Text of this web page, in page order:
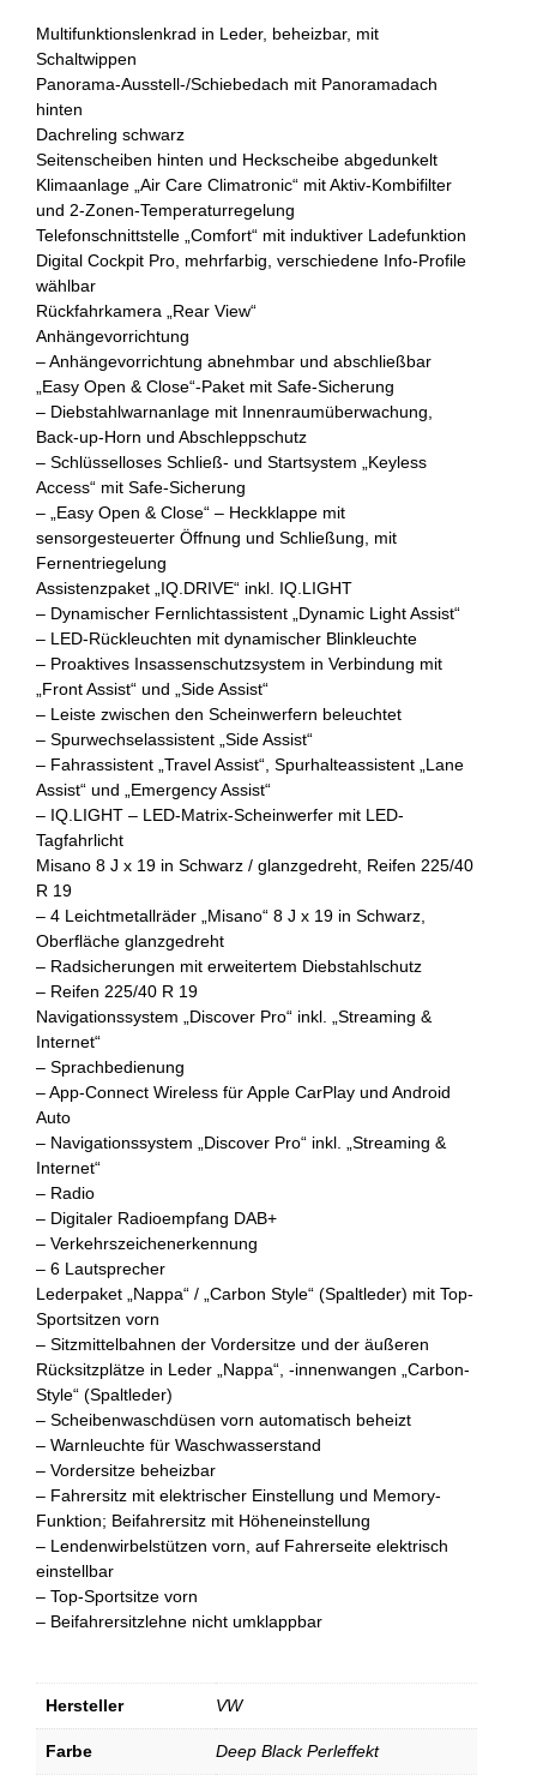
Multifunktionslenkrad in Leder, beheizbar, mit
Schaltwippen
Panorama-Ausstell-/Schiebedach mit Panoramadach
hinten
Dachreling schwarz
Seitenscheiben hinten und Heckscheibe abgedunkelt
Klimaanlage „Air Care Climatronic“ mit Aktiv-Kombifilter
und 2-Zonen-Temperaturregelung
Telefonschnittstelle „Comfort“ mit induktiver Ladefunktion
Digital Cockpit Pro, mehrfarbig, verschiedene Info-Profile
wählbar
Rückfahrkamera „Rear View“
Anhängevorrichtung
– Anhängevorrichtung abnehmbar und abschließbar
„Easy Open & Close“-Paket mit Safe-Sicherung
– Diebstahlwarnanlage mit Innenraumüberwachung,
Back-up-Horn und Abschleppschutz
– Schlüsselloses Schließ- und Startsystem „Keyless
Access“ mit Safe-Sicherung
– „Easy Open & Close“ – Heckklappe mit
sensorgesteuerter Öffnung und Schließung, mit
Fernentriegelung
Assistenzpaket „IQ.DRIVE“ inkl. IQ.LIGHT
– Dynamischer Fernlichtassistent „Dynamic Light Assist“
– LED-Rückleuchten mit dynamischer Blinkleuchte
– Proaktives Insassenschutzsystem in Verbindung mit
„Front Assist“ und „Side Assist“
– Leiste zwischen den Scheinwerfern beleuchtet
– Spurwechselassistent „Side Assist“
– Fahrassistent „Travel Assist“, Spurhalteassistent „Lane
Assist“ und „Emergency Assist“
– IQ.LIGHT – LED-Matrix-Scheinwerfer mit LED-
Tagfahrlicht
Misano 8 J x 19 in Schwarz / glanzgedreht, Reifen 225/40
R 19
– 4 Leichtmetallräder „Misano“ 8 J x 19 in Schwarz,
Oberfläche glanzgedreht
– Radsicherungen mit erweitertem Diebstahlschutz
– Reifen 225/40 R 19
Navigationssystem „Discover Pro“ inkl. „Streaming &
Internet“
– Sprachbedienung
– App-Connect Wireless für Apple CarPlay und Android
Auto
– Navigationssystem „Discover Pro“ inkl. „Streaming &
Internet“
– Radio
– Digitaler Radioempfang DAB+
– Verkehrszeichenerkennung
– 6 Lautsprecher
Lederpaket „Nappa“ / „Carbon Style“ (Spaltleder) mit Top-
Sportsitzen vorn
– Sitzmittelbahnen der Vordersitze und der äußeren
Rücksitzplätze in Leder „Nappa“, -innenwangen „Carbon-
Style“ (Spaltleder)
– Scheibenwaschdüsen vorn automatisch beheizt
– Warnleuchte für Waschwasserstand
– Vordersitze beheizbar
– Fahrersitz mit elektrischer Einstellung und Memory-
Funktion; Beifahrersitz mit Höheneinstellung
– Lendenwirbelstützen vorn, auf Fahrerseite elektrisch
einstellbar
– Top-Sportsitze vorn
– Beifahrersitzlehne nicht umklappbar
Hersteller VW
Farbe Deep Black Perleffekt